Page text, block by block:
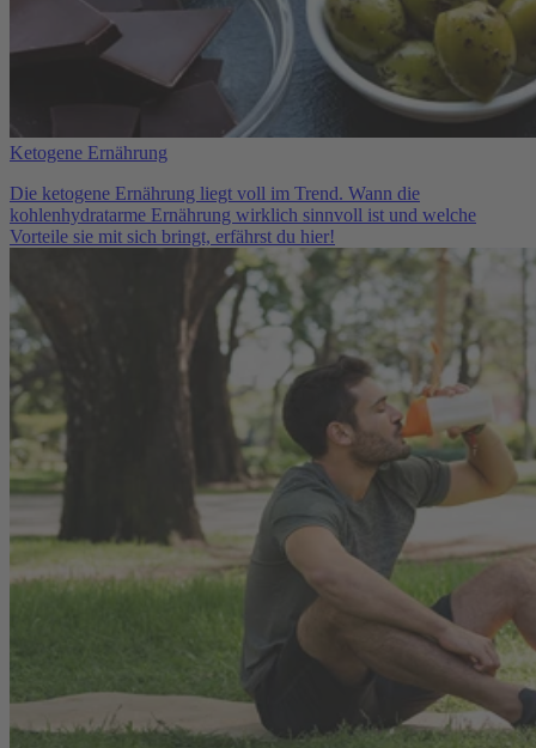
Ketogene Ernährung
Die ketogene Ernährung liegt voll im Trend. Wann die
kohlenhydratarme Ernährung wirklich sinnvoll ist und welche
Vorteile sie mit sich bringt, erfährst du hier!